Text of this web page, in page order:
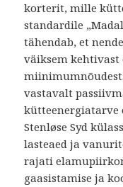
korterit, mille
standardile
tähendab, et
väiksem kehtivast
vastavalt
kütteenergiatarve
Stenløse Syd
lasteaed ja
rajati
gaasistamise ja